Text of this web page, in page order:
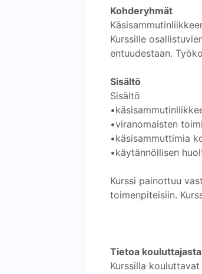
Kohderyhmät
Kurssille
entuudestaan.
Sisältö
Sisältö
•viranomaisten
•käsisammuttimia
•käytännöllisen
Kurssi painottuu
toimenpiteisiin.
Tietoa kouluttajasta
Kurssilla